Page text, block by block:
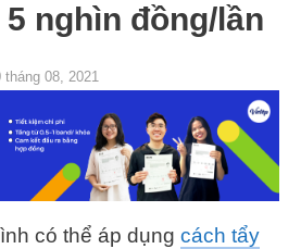
nghìn đồng/lần
tháng 08, 2021
có thể áp dụng cách tẩy